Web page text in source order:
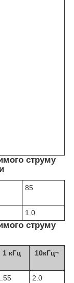
струму
85
1.0
струму
1 кГц 10кГц~
2.0